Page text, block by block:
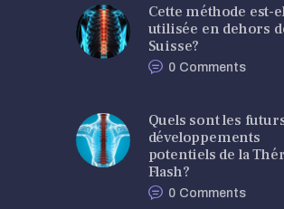
Cette méthode est-
utilisée en dehors
Suisse?
0 Comments
Quels sont les
développements
potentiels de la
Flash?
0 Comments